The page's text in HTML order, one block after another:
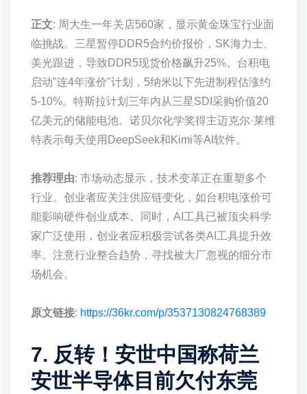
正文: 周大生一年关店560家，显示黄金珠宝行业面
临挑战。三星暂停DDR5合约价报价，SK海力士、
美光跟进，导致DDR5现货价格飙升25%。台积电
启动"连4年涨价"计划，5纳米以下先进制程估涨约
5-10%。特斯拉计划三年内从三星SDI采购价值20
亿美元的储能电池。诺贝尔化学奖得主迈克尔·莱维
特表示每天使用DeepSeek和Kimi等AI软件。
推荐理由: 市场动态显示，技术变革正在重塑多个
行业。创业者应关注供应链变化，如台积电涨价可
能影响硬件创业成本。同时，AI工具已被顶尖科学
家广泛使用，创业者应积极尝试各类AI工具提升效
率。注意行业整合趋势，寻找被大厂忽视的细分市
场机会。
原文链接: https://36kr.com/p/3537130824768389
7. 反转！安世中国称荷兰
安世半导体目前欠付东莞